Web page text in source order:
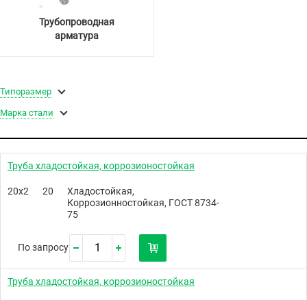
Трубопроводная
арматура
Типоразмер
Марка стали
Труба хладостойкая, коррозионостойкая
20х2 20
Хладостойкая,
Коррозионностойкая, ГОСТ 8734-
75
По запросу
Труба хладостойкая, коррозионостойкая